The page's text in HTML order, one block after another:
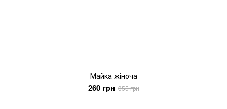
Майка жіноча
260 грн 355 грн